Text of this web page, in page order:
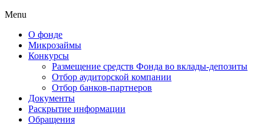
Menu
О фонде
Микрозаймы
Конкурсы
Размещение средств Фонда во вклады-депозиты
Отбор аудиторской компании
Отбор банков-партнеров
Документы
Раскрытие информации
Обращения